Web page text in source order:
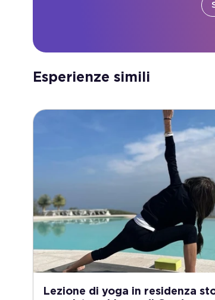
Esperienze simili
Lezione di yoga in residenza